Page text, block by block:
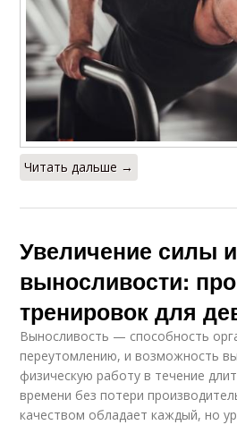
Читать дальше →
Увеличение силы и
выносливости:
тренировок для
Выносливость — способность
переутомлению, и возможность
физическую работу в течение
времени без потери
качеством обладает каждый, но